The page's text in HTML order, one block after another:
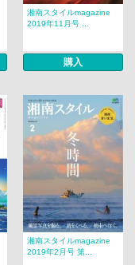
湘南スタイルmagazine
2019年11月号 ...
購入
湘南スタイルmagazine
2019年2月号 第...